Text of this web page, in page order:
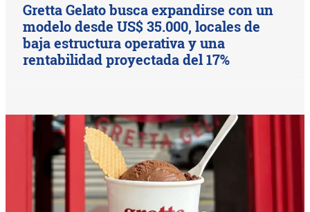
Gretta Gelato busca expandirse con un
modelo desde US$ 35.000, locales de
baja estructura operativa y una
rentabilidad proyectada del 17%